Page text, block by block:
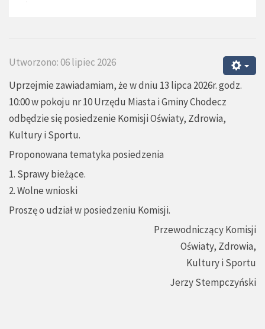
Utworzono: 06 lipiec 2026
Uprzejmie zawiadamiam, że w dniu 13 lipca 2026r. godz.
10:00 w pokoju nr 10 Urzędu Miasta i Gminy Chodecz
odbędzie się posiedzenie Komisji Oświaty, Zdrowia,
Kultury i Sportu.
Proponowana tematyka posiedzenia
1. Sprawy bieżące.
2. Wolne wnioski
Proszę o udział w posiedzeniu Komisji.
Przewodniczący Komisji
Oświaty, Zdrowia,
Kultury i Sportu
Jerzy Stempczyński